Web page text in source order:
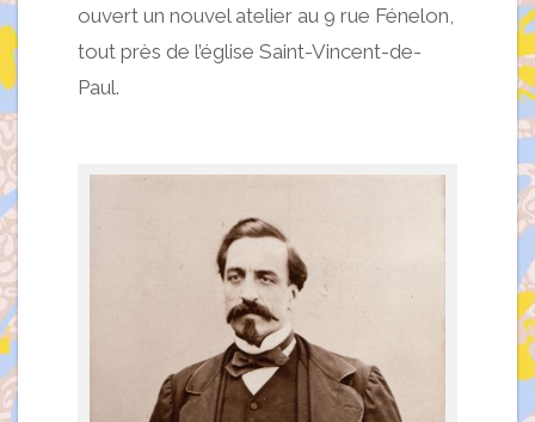
ouvert un nouvel atelier au 9 rue Fénelon,
tout près de l’église Saint-Vincent-de-
Paul.